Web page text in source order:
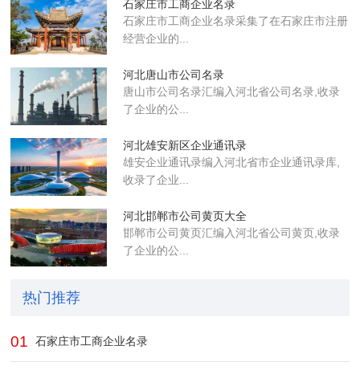
石家庄市工商企业名录
石家庄市工商企业名录采集了在石家庄市注册
经营企业的...
河北唐山市公司名录
唐山市公司名录汇编入河北省公司名录,收录
了企业的公...
河北雄安新区企业通讯录
雄安企业通讯录编入河北省市企业通讯录库,
收录了企业...
河北邯郸市公司黄页大全
邯郸市公司黄页汇编入河北省公司黄页,收录
了企业的公...
热门推荐
01 石家庄市工商企业名录